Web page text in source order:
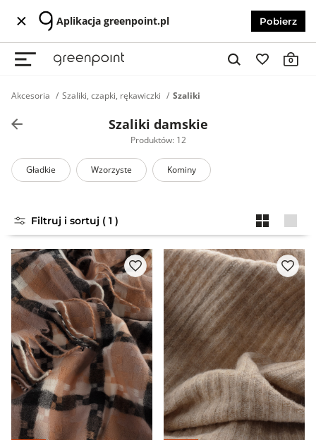
Aplikacja greenpoint.pl Pobierz
0
Akcesoria Szaliki, czapki, rękawiczki Szaliki
Szaliki damskie
Produktów: 12
Gładkie Wzorzyste Kominy
Filtruj i sortuj ( 1 )